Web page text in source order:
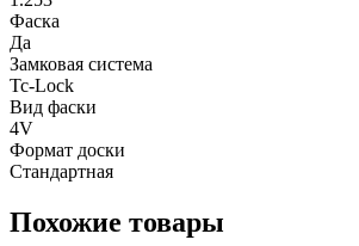
Фаска
Да
Замковая система
Tc-Lock
Вид фаски
4V
Формат доски
Стандартная
Похожие товары